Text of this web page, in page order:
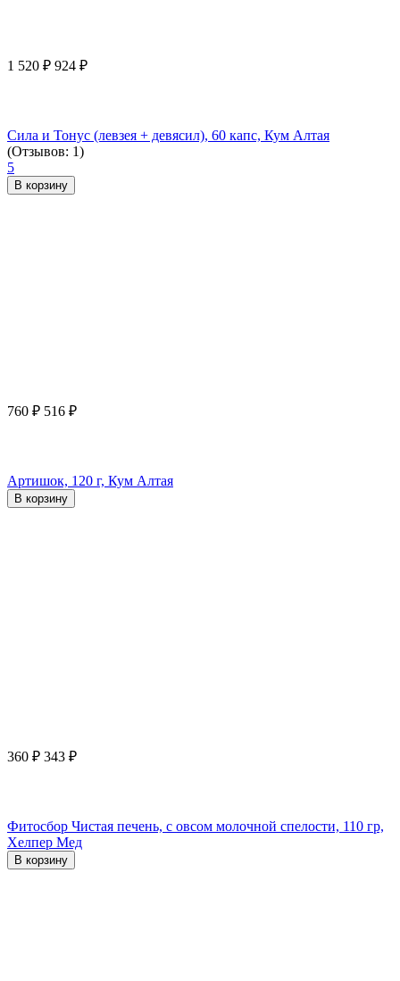
1 520 ₽ 924 ₽
Сила и Тонус (левзея + девясил), 60 капс, Кум Алтая
(Отзывов: 1)
5
В корзину
760 ₽ 516 ₽
Артишок, 120 г, Кум Алтая
В корзину
360 ₽ 343 ₽
Фитосбор Чистая печень, с овсом молочной спелости, 110 гр,
Хелпер Мед
В корзину